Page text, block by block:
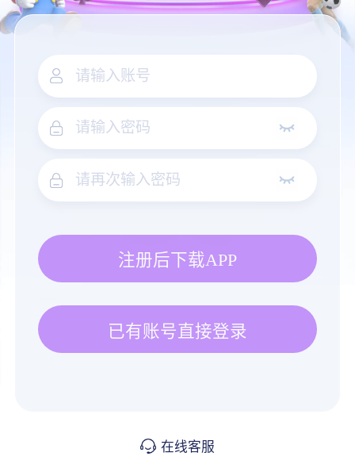
注册后下载APP
已有账号直接登录
在线客服